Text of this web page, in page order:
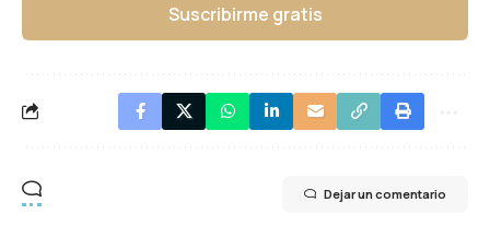
Suscribirme gratis
Dejar un comentario